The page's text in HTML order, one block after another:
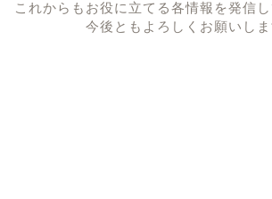
これからもお役に立てる各情報を発信し
今後ともよろしくお願いし